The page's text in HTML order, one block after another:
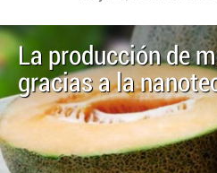
La producción de
gracias a la